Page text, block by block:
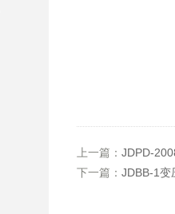
上一篇： JDPD-
下一篇： JDBB-1变